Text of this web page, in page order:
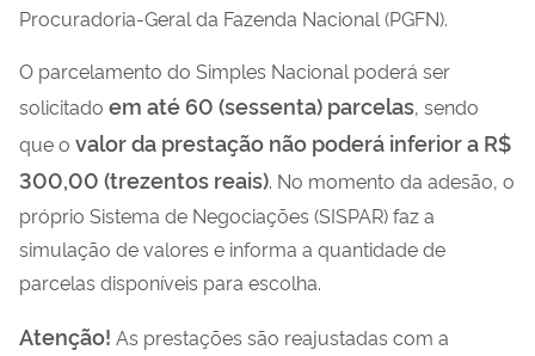
Procuradoria-Geral da Fazenda Nacional (PGFN).
O parcelamento do Simples Nacional poderá ser
solicitado em até 60 (sessenta) parcelas, sendo
que o valor da prestação não poderá inferior a R$
300,00 (trezentos reais). No momento da adesão, o
próprio Sistema de Negociações (SISPAR) faz a
simulação de valores e informa a quantidade de
parcelas disponíveis para escolha.
Atenção! As prestações são reajustadas com a